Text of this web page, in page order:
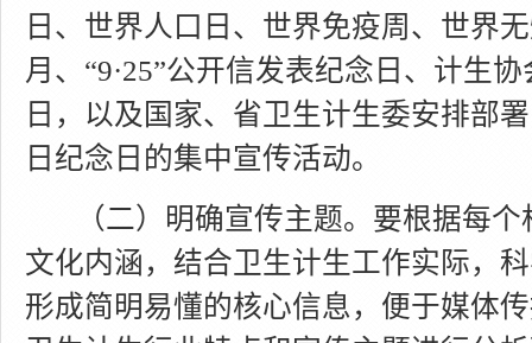
日、世界人口日、世界免疫周、世界
月、 “9·25”公开信发表纪念日、计生
日，以及国家、省卫生计生委安排部
日纪念日的集中宣传活动。
（二）明确宣传主题。 要根据每个
文化内涵，结合卫生计生工作实际，
形成简明易懂的核心信息，便于媒体